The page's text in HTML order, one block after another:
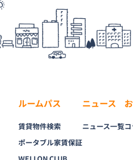
ルームパス
賃貸物件検索
ポータブル家賃保証
ニュース
ニュース一覧